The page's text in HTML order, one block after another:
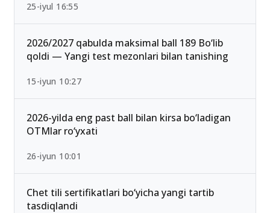
25-iyul 16:55
2026/2027 qabulda maksimal ball 189 Bo‘lib
qoldi — Yangi test mezonlari bilan tanishing
15-iyun 10:27
2026-yilda eng past ball bilan kirsa bo‘ladigan
OTMlar ro‘yxati
26-iyun 10:01
Chet tili sertifikatlari bo‘yicha yangi tartib
tasdiqlandi